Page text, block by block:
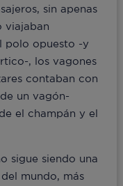
sin apenas
viajaban
polo opuesto -y
, los vagones
contaban con
un vagón-
el champán y el
sigue siendo una
mundo, más